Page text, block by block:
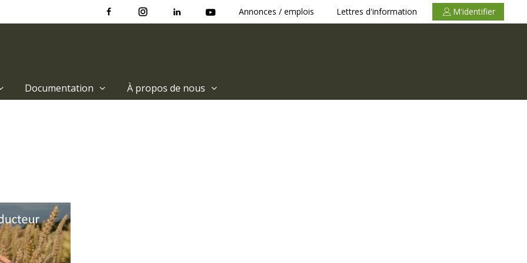
Annonces / emplois Lettres d'information M'identifier
Documentation À propos de nous